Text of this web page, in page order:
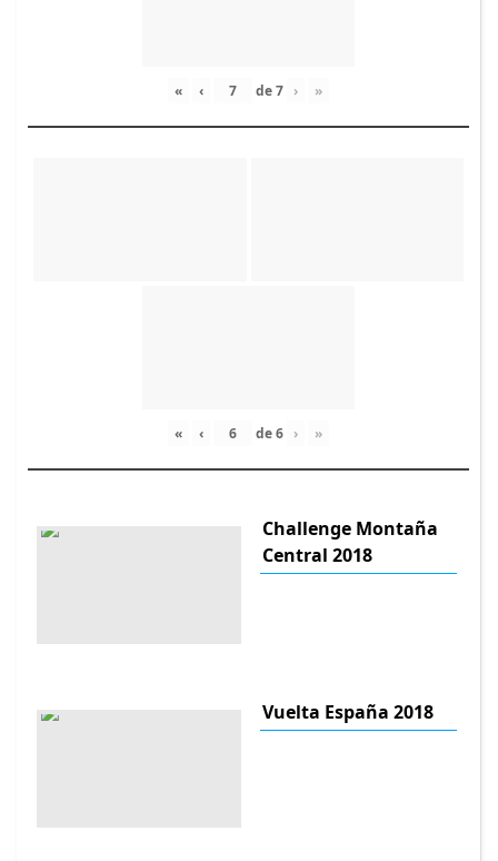
« ‹ de7 › »
« ‹ de6 › »
Challenge Montaña
Central 2018
Vuelta España 2018